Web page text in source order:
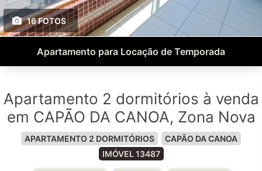
16 FOTOS
Apartamento para Locação de Temporada
Apartamento 2 dormitórios à venda
em CAPÃO DA CANOA, Zona Nova
APARTAMENTO 2 DORMITÓRIOS
CAPÃO DA CANOA
IMÓVEL 13487